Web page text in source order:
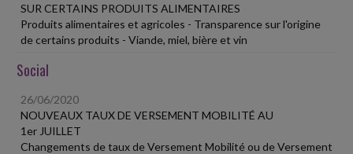
SUR CERTAINS PRODUITS ALIMENTAIRES
Produits alimentaires et agricoles - Transparence sur l'origine
de certains produits - Viande, miel, bière et vin
Social
26/06/2020
NOUVEAUX TAUX DE VERSEMENT MOBILITÉ AU
1er JUILLET
Changements de taux de Versement Mobilité ou de Versement